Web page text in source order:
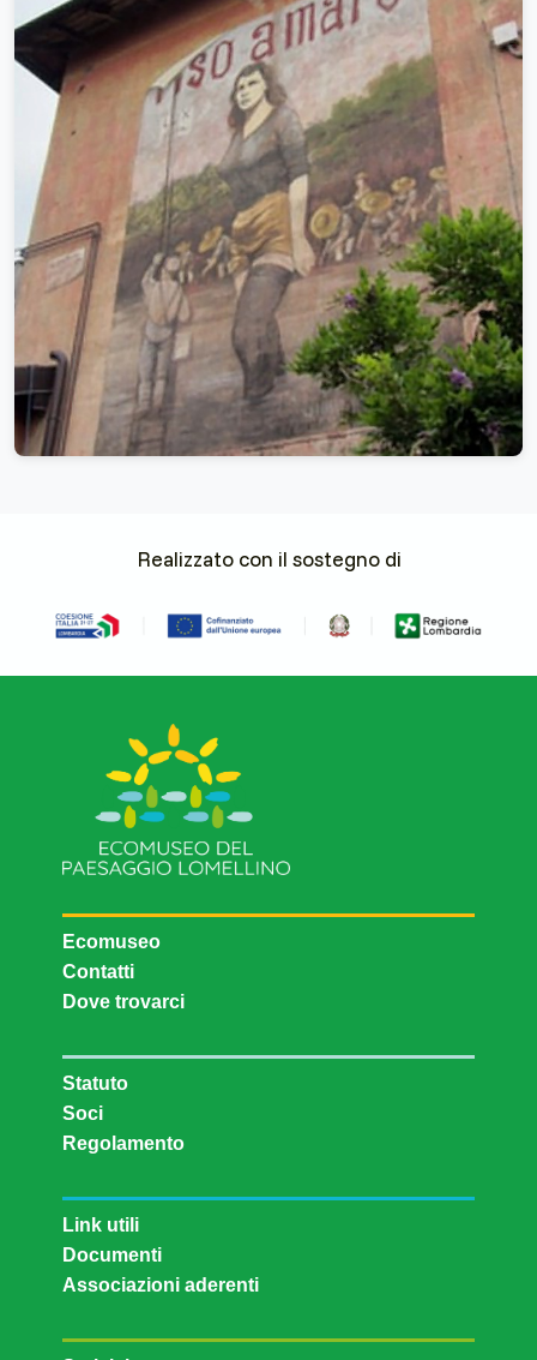
Realizzato con il sostegno di
Ecomuseo
Contatti
Dove trovarci
Statuto
Soci
Regolamento
Link utili
Documenti
Associazioni aderenti